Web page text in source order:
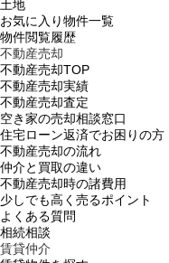
土地
お気に入り物件一覧
物件閲覧履歴
不動産売却
不動産売却TOP
不動産売却実績
不動産売却査定
空き家の売却相談窓口
住宅ローン返済でお困りの方
不動産売却の流れ
仲介と買取の違い
不動産売却時の諸費用
少しでも高く売るポイント
よくある質問
相続相談
賃貸仲介